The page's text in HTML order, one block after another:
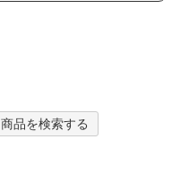
商品を検索する